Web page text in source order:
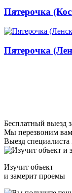
Пятерочка
Пятерочка
Бесплатный выезд
Мы перезвоним вам
Выезд специалиста
Изучит объект
и замерит проемы